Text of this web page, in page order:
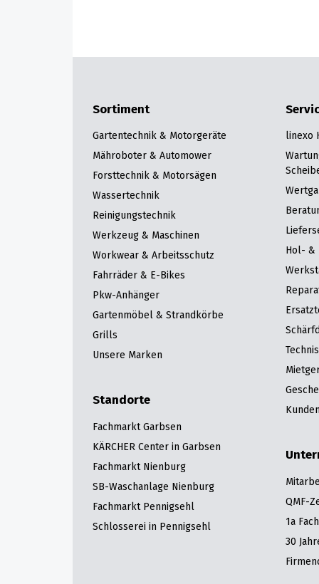
Sortiment
Gartentechnik & Motorgeräte
Mähroboter & Automower
Forsttechnik & Motorsägen
Wassertechnik
Reinigungstechnik
Werkzeug & Maschinen
Workwear & Arbeitsschutz
Fahrräder & E-Bikes
Pkw-Anhänger
Gartenmöbel & Strandkörbe
Grills
Unsere Marken
Standorte
Fachmarkt Garbsen
KÄRCHER Center in Garbsen
Fachmarkt Nienburg
SB-Waschanlage Nienburg
Fachmarkt Pennigsehl
Schlosserei in Pennigsehl
linexo
Hol- &
QMF-
1a
30